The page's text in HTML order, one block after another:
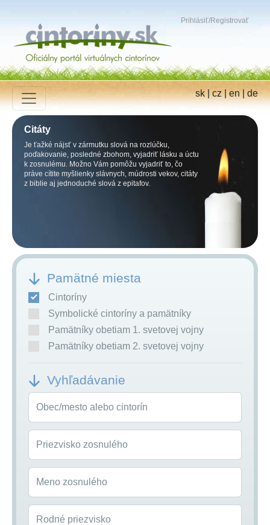
Prihlásiť/Registrovať
sk|cz|en|de
Citáty
Je ťažké nájsť v zármutku slová na rozlúčku,
poďakovanie, posledné zbohom, vyjadriť lásku a úctu
k zosnulému. Možno Vám pomôžu vyjadriť to, čo
práve cítite myšlienky slávnych, múdrosti vekov, citáty
z biblie aj jednoduché slová z epitafov.
Pamätné miesta
Cintoríny
Symbolické cintoríny a pamätníky
Pamätníky obetiam 1. svetovej vojny
Pamätníky obetiam 2. svetovej vojny
Vyhľadávanie
Obec/mesto alebo cintorín
Priezvisko zosnulého
Meno zosnulého
Rodné priezvisko